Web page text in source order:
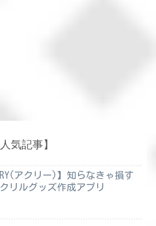
人気記事】
アクリー)】知らなきゃ損す
リルグッズ作成アプリ